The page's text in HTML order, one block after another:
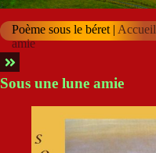
Poème sous le béret | Accueil
amie
Sous une lune amie